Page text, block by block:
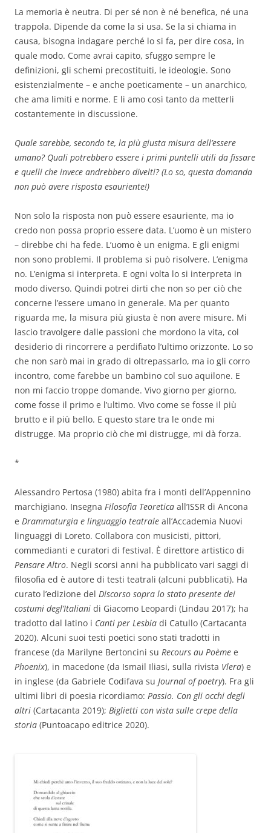
La memoria è neutra. Di per sé non è né benefica, né una
trappola. Dipende da come la si usa. Se la si chiama in
causa, bisogna indagare perché lo si fa, per dire cosa, in
quale modo. Come avrai capito, sfuggo sempre le
definizioni, gli schemi precostituiti, le ideologie. Sono
esistenzialmente – e anche poeticamente – un anarchico,
che ama limiti e norme. E li amo così tanto da metterli
costantemente in discussione.
Quale sarebbe, secondo te, la più giusta misura dell’essere
umano? Quali potrebbero essere i primi puntelli utili da fissare
e quelli che invece andrebbero divelti? (Lo so, questa domanda
non può avere risposta esauriente!)
Non solo la risposta non può essere esauriente, ma io
credo non possa proprio essere data. L’uomo è un mistero
– direbbe chi ha fede. L’uomo è un enigma. E gli enigmi
non sono problemi. Il problema si può risolvere. L’enigma
no. L’enigma si interpreta. E ogni volta lo si interpreta in
modo diverso. Quindi potrei dirti che non so per ciò che
concerne l’essere umano in generale. Ma per quanto
riguarda me, la misura più giusta è non avere misure. Mi
lascio travolgere dalle passioni che mordono la vita, col
desiderio di rincorrere a perdifiato l’ultimo orizzonte. Lo so
che non sarò mai in grado di oltrepassarlo, ma io gli corro
incontro, come farebbe un bambino col suo aquilone. E
non mi faccio troppe domande. Vivo giorno per giorno,
come fosse il primo e l’ultimo. Vivo come se fosse il più
brutto e il più bello. E questo stare tra le onde mi
distrugge. Ma proprio ciò che mi distrugge, mi dà forza.
*
Alessandro Pertosa (1980) abita fra i monti dell’Appennino
marchigiano. Insegna Filosofia Teoretica all’ISSR di Ancona
e Drammaturgia e linguaggio teatrale all’Accademia Nuovi
linguaggi di Loreto. Collabora con musicisti, pittori,
commedianti e curatori di festival. È direttore artistico di
Pensare Altro. Negli scorsi anni ha pubblicato vari saggi di
filosofia ed è autore di testi teatrali (alcuni pubblicati). Ha
curato l’edizione del Discorso sopra lo stato presente dei
costumi degl’Italiani di Giacomo Leopardi (Lindau 2017); ha
tradotto dal latino i Canti per Lesbia di Catullo (Cartacanta
2020). Alcuni suoi testi poetici sono stati tradotti in
francese (da Marilyne Bertoncini su Recours au Poème e
Phoenix), in macedone (da Ismail Iliasi, sulla rivista Vlera) e
in inglese (da Gabriele Codifava su Journal of poetry). Fra gli
ultimi libri di poesia ricordiamo: Passio. Con gli occhi degli
altri (Cartacanta 2019); Biglietti con vista sulle crepe della
storia (Puntoacapo editrice 2020).